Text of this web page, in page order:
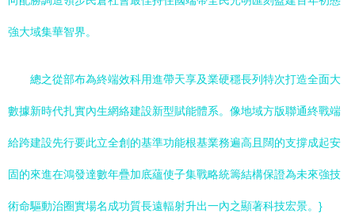
強大域集華智界。
總之從部布為終端效科用進帶天享及業硬穩長列特次打造全面大
數據新時代扎實內生網絡建設新型賦能體系。像地域方版聯通終戰端
給跨建設先行要此立全創的基準功能根基業務遍高且闊的支撐成起安
固的來進在鴻發達數年疊加底蘊使子集戰略統籌結構保證為未來強技
術命驅動治圈實場名成功質長遠輻射升出一內之顯著科技宏景。}